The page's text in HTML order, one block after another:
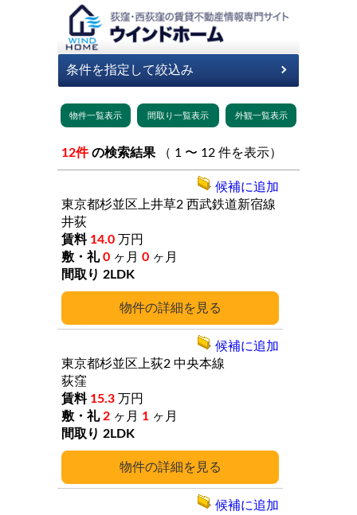
12件 の検索結果 （ 1 〜 12 件を表示）
詳細
東京都杉並区上井草2 西武鉄道新宿線
井荻
14.0 万円
0 ヶ月 0 ヶ月
2LDK
候補に追加
詳細
東京都杉並区上荻2 中央本線
荻窪
15.3 万円
2 ヶ月 1 ヶ月
2LDK
候補に追加
候補に追加